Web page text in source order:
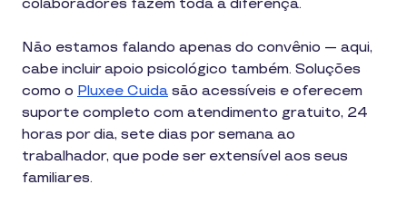
colaboradores fazem toda a diferença.
Não estamos falando apenas do convênio — aqui,
cabe incluir apoio psicológico também. Soluções
como o Pluxee Cuida são acessíveis e oferecem
suporte completo com atendimento gratuito, 24
horas por dia, sete dias por semana ao
trabalhador, que pode ser extensível aos seus
familiares.